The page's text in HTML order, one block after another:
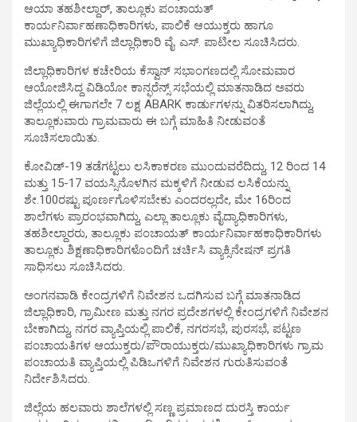
ಆಯಾ ತಹಶೀಲ್ದಾರ್, ತಾಲ್ಲೂಕು ಪಂಚಾಯತ್
ಕಾರ್ಯನಿರ್ವಾಹಣಾಧಿಕಾರಿಗಳು, ಪಾಲಿಕೆ ಆಯುಕ್ತರು ಹಾಗೂ
ಮುಖ್ಯಾಧಿಕಾರಿಗಳಿಗೆ ಜಿಲ್ಲಾಧಿಕಾರಿ ವೈ. ಎಸ್. ಪಾಟೀಲ ಸೂಚಿಸಿದರು.
ಜಿಲ್ಲಾಧಿಕಾರಿಗಳ ಕಚೇರಿಯ ಕೆಸ್ವಾನ್ ಸಭಾಂಗಣದಲ್ಲಿ ಸೋಮವಾರ
ಆಯೋಜಿಸಿದ್ದ ವಿಡಿಯೋ ಕಾನ್ಫರೆನ್ಸ್ ಸಭೆಯಲ್ಲಿ ಮಾತನಾಡಿದ ಅವರು
ಜಿಲ್ಲೆಯಲ್ಲಿ ಈಗಾಗಲೇ 7 ಲಕ್ಷ ABARK ಕಾರ್ಡುಗಳನ್ನು ವಿತರಿಸಲಾಗಿದ್ದು,
ತಾಲ್ಲೂಕುವಾರು ಗ್ರಾಮವಾರು ಈ ಬಗ್ಗೆ ಮಾಹಿತಿ ನೀಡುವಂತೆ
ಸೂಚಿಸಲಾಯಿತು.
ಕೋವಿಡ್-19 ತಡೆಗಟ್ಟಲು ಲಸಿಕಾಕರಣ ಮುಂದುವರೆದಿದ್ದು, 12 ರಿಂದ 14
ಮತ್ತು 15-17 ವಯಸ್ಸಿನೊಳಗಿನ ಮಕ್ಕಳಿಗೆ ನೀಡುವ ಲಸಿಕೆಯನ್ನು
ಶೇ.100ರಷ್ಟು ಪೂರ್ಣಗೊಳಿಸಬೇಕು ಎಂದರಲ್ಲದೇ, ಮೇ 16ರಿಂದ
ಶಾಲೆಗಳು ಪ್ರಾರಂಭವಾಗಿದ್ದು, ಎಲ್ಲಾ ತಾಲ್ಲೂಕು ವೈದ್ಯಾಧಿಕಾರಿಗಳು,
ತಹಶೀಲ್ದಾರರು, ತಾಲ್ಲೂಕು ಪಂಚಾಯತ್ ಕಾರ್ಯನಿರ್ವಾಹಕಾಧಿಕಾರಿಗಳು
ತಾಲ್ಲೂಕು ಶಿಕ್ಷಣಾಧಿಕಾರಿಗಳೊಂದಿಗೆ ಚರ್ಚಿಸಿ ವ್ಯಾಕ್ಸಿನೇಷನ್ ಪ್ರಗತಿ
ಸಾಧಿಸಲು ಸೂಚಿಸಿದರು.
ಅಂಗನವಾಡಿ ಕೇಂದ್ರಗಳಿಗೆ ನಿವೇಶನ ಒದಗಿಸುವ ಬಗ್ಗೆ ಮಾತನಾಡಿದ
ಜಿಲ್ಲಾಧಿಕಾರಿ, ಗ್ರಾಮೀಣ ಮತ್ತು ನಗರ ಪ್ರದೇಶಗಳಲ್ಲಿ ಕೇಂದ್ರಗಳಿಗೆ ನಿವೇಶನ
ಬೇಕಾಗಿದ್ದು, ನಗರ ವ್ಯಾಪ್ತಿಯಲ್ಲಿ ಪಾಲಿಕೆ, ನಗರಸಭೆ, ಪುರಸಭೆ, ಪಟ್ಟಣ
ಪಂಚಾಯತಿಗಳ ಆಯುಕ್ತರು/ಪೌರಾಯುಕ್ತರು/ಮುಖ್ಯಾಧಿಕಾರಿಗಳು ಗ್ರಾಮ
ಪಂಚಾಯತಿ ವ್ಯಾಪ್ತಿಯಲ್ಲಿ ಪಿಡಿಒಗಳಿಗೆ ನಿವೇಶನ ಗುರುತಿಸುವಂತೆ
ನಿರ್ದೇಶಿಸಿದರು.
ಜಿಲ್ಲೆಯ ಹಲವಾರು ಶಾಲೆಗಳಲ್ಲಿ ಸಣ್ಣ ಪ್ರಮಾಣದ ದುರಸ್ತಿ ಕಾರ್ಯ